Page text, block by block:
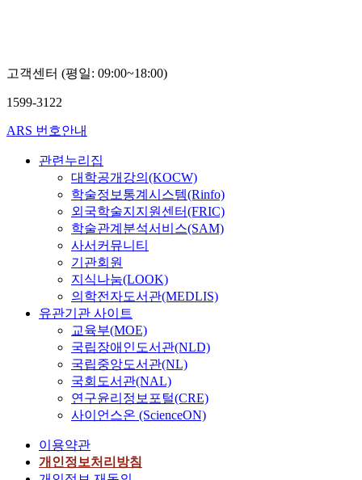
고객센터 (평일: 09:00~18:00)
1599-3122
ARS 번호안내
관련누리집
대학공개강의(KOCW)
학술정보통계시스템(Rinfo)
외국학술지지원센터(FRIC)
학술관계분석서비스(SAM)
사서커뮤니티
기관회원
지식나눔(LOOK)
의학전자도서관(MEDLIS)
유관기관 사이트
교육부(MOE)
국립장애인도서관(NLD)
국립중앙도서관(NL)
국회도서관(NAL)
연구윤리정보포털(CRE)
사이언스온 (ScienceON)
이용약관
개인정보처리방침